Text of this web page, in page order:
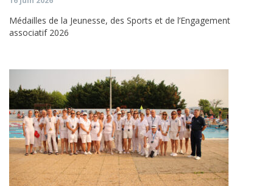
Médailles de la Jeunesse, des Sports et de l’Engagement
associatif 2026